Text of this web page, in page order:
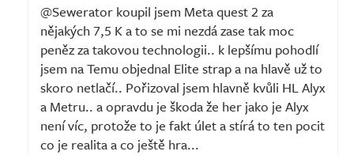
@Sewerator koupil jsem Meta quest 2 za
nějakých 7,5 K a to se mi nezdá zase tak moc
peněz za takovou technologii.. k lepšímu pohodlí
jsem na Temu objednal Elite strap a na hlavě už to
skoro netlačí.. Pořizoval jsem hlavně kvůli HL Alyx
a Metru.. a opravdu je škoda že her jako je Alyx
není víc, protože to je fakt úlet a stírá to ten pocit
co je realita a co ještě hra...